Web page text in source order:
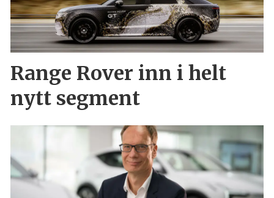
Range Rover inn i helt
nytt segment